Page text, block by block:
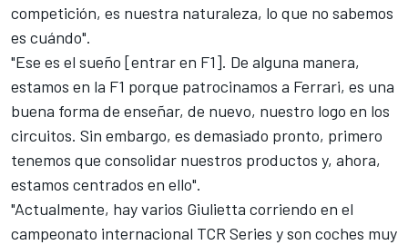
competición, es nuestra naturaleza, lo que no sabemos
es cuándo".
"Ese es el sueño [entrar en F1]. De alguna manera,
estamos en la F1 porque patrocinamos a Ferrari, es una
buena forma de enseñar, de nuevo, nuestro logo en los
circuitos. Sin embargo, es demasiado pronto, primero
tenemos que consolidar nuestros productos y, ahora,
estamos centrados en ello".
"Actualmente, hay varios Giulietta corriendo en el
campeonato internacional TCR Series y son coches muy